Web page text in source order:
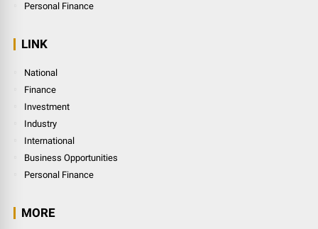
Personal Finance
LINK
National
Finance
Investment
Industry
International
Business Opportunities
Personal Finance
MORE